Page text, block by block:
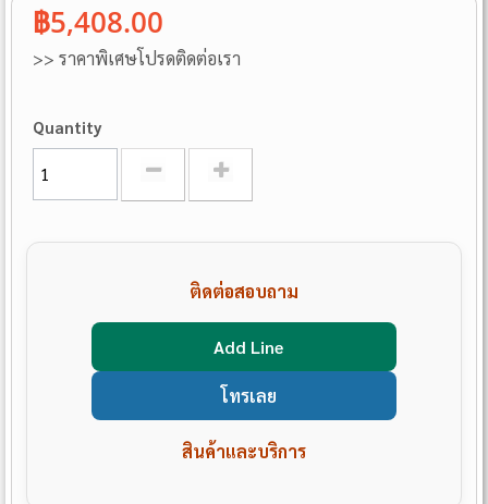
฿5,408.00
>> ราคาพิเศษโปรดติดต่อเรา
Quantity
ติดต่อสอบถาม
Add Line
โทรเลย
สินค้าและบริการ